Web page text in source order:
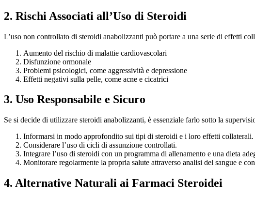
2. Rischi Associati all’Uso di Steroidi
L’uso non controllato di steroidi anabolizzanti può portare a una serie di effetti
Aumento del rischio di malattie cardiovascolari
Disfunzione ormonale
Problemi psicologici, come aggressività e depressione
Effetti negativi sulla pelle, come acne e cicatrici
3. Uso Responsabile e Sicuro
Se si decide di utilizzare steroidi anabolizzanti, è essenziale farlo sotto la
Informarsi in modo approfondito sui tipi di steroidi e i loro effetti collaterali.
Considerare l’uso di cicli di assunzione controllati.
Integrare l’uso di steroidi con un programma di allenamento e una dieta
Monitorare regolarmente la propria salute attraverso analisi del sangue e
4. Alternative Naturali ai Farmaci Steroidei